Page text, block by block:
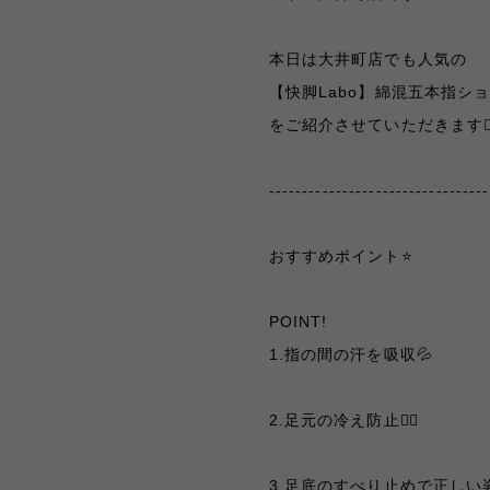
本日は大井町店でも人気の
【快脚Labo】綿混五本指シ
をご紹介させていただきます
おすすめポイント⭐️
POINT!
1.指の間の汗を吸収💦
2.足元の冷え防止👌🏻
3.足底のすべり止めで正しい